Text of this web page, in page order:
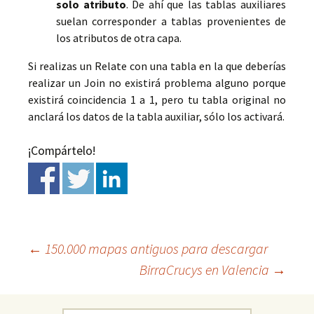
solo atributo. De ahí que las tablas auxiliares
suelan corresponder a tablas provenientes de
los atributos de otra capa.
Si realizas un Relate con una tabla en la que deberías
realizar un Join no existirá problema alguno porque
existirá coincidencia 1 a 1, pero tu tabla original no
anclará los datos de la tabla auxiliar, sólo los activará.
¡Compártelo!
← 150.000 mapas antiguos para descargar
BirraCrucys en Valencia →